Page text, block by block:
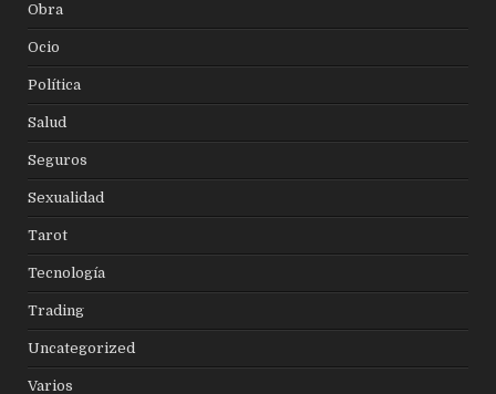
Obra
Ocio
Política
Salud
Seguros
Sexualidad
Tarot
Tecnología
Trading
Uncategorized
Varios